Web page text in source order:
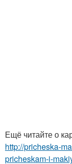
Ещё читайте о
http://pricheska-
pricheskam-i-